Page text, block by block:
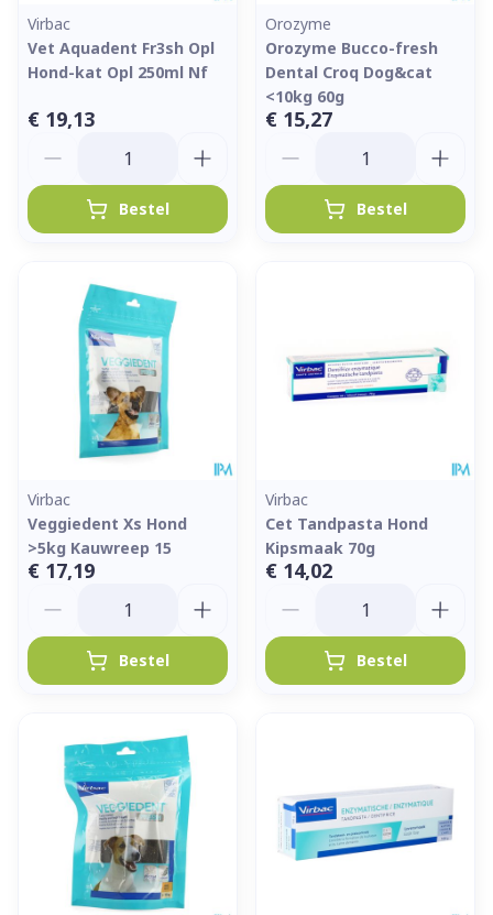
Virbac
Vet Aquadent Fr3sh Opl
Hond-kat Opl 250ml Nf
€ 19,13
Bestel
Orozyme
Orozyme Bucco-fresh
Dental Croq Dog&cat
<10kg 60g
€ 15,27
Bestel
Virbac
Veggiedent Xs Hond
>5kg Kauwreep 15
€ 17,19
Bestel
Virbac
Cet Tandpasta Hond
Kipsmaak 70g
€ 14,02
Bestel